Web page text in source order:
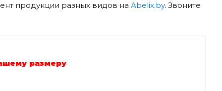
продукции разных видов на Abelix.by. Звоните
размеру